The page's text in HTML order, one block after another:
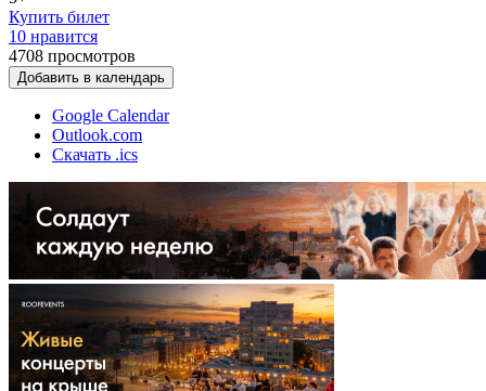
Купить билет
10 нравится
4708 просмотров
Добавить в календарь
Google Calendar
Outlook.com
Скачать .ics